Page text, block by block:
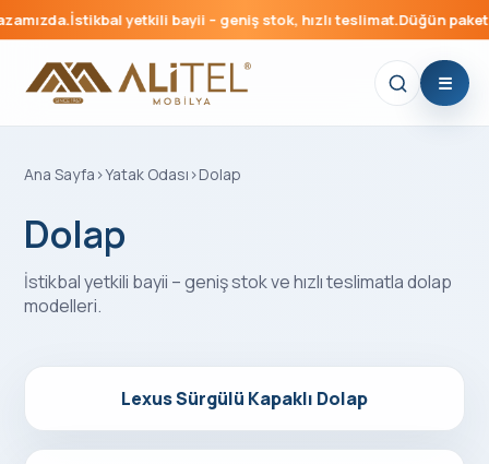
İstikbal yetkili bayii – geniş stok, hızlı teslimat.Düğün paketleri
Ana Sayfa ›Yatak Odası ›Dolap
Dolap
İstikbal yetkili bayii – geniş stok ve hızlı teslimatladolap
modelleri.
Detayları Gör
Lexus Sürgülü Kapaklı Dolap